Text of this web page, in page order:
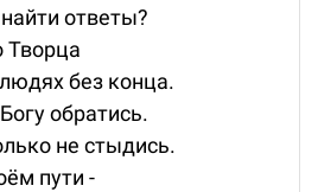
ответы?
Творца
без конца.
обратись.
не стыдись.
пути -